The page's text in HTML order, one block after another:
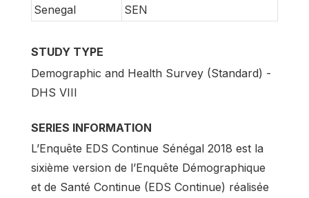
Senegal
SEN
STUDY TYPE
Demographic and Health Survey (Standard) -
DHS VIII
SERIES INFORMATION
L’Enquête EDS Continue Sénégal 2018 est la
sixième version de l’Enquête Démographique
et de Santé Continue (EDS Continue) réalisée